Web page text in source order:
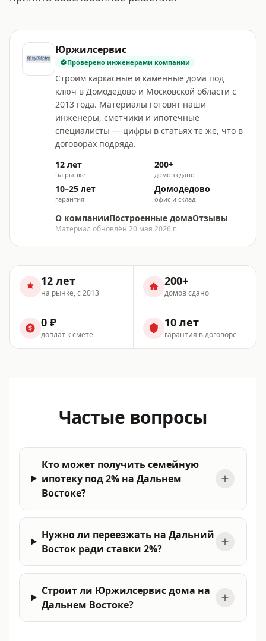
Юржилсервис
Проверено инженерами компании
Строим каркасные и каменные дома под
ключ в Домодедово и Московской области с
2013 года. Материалы готовят наши
инженеры, сметчики и ипотечные
специалисты — цифры в статьях те же, что в
договорах подряда.
12 лет
на рынке
200+
домов сдано
10–25 лет
гарантия
Домодедово
офис и склад
О компанииПостроенные домаОтзывы
Материал обновлён 20 мая 2026 г.
12 лет
на рынке, с 2013
200+
домов сдано
0 ₽
доплат к смете
10 лет
гарантия в договоре
Частые вопросы
Кто может получить семейную
ипотеку под 2% на Дальнем
Востоке?
Нужно ли переезжать на Дальний
Восток ради ставки 2%?
Строит ли Юржилсервис дома на
Дальнем Востоке?